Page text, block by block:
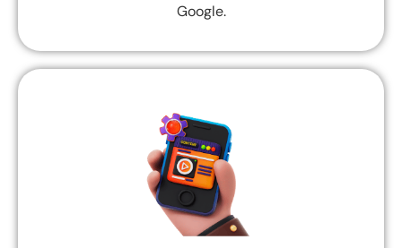
Google.